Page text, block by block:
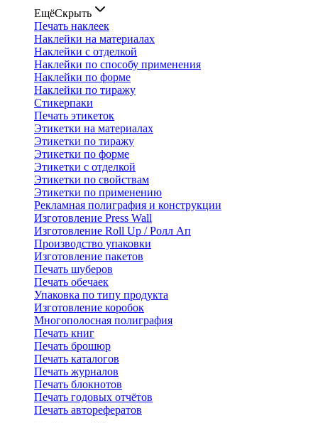
ЕщёСкрыть
Печать наклеек
Наклейки на материалах
Наклейки с отделкой
Наклейки по способу применения
Наклейки по форме
Наклейки по тиражу
Стикерпаки
Печать этикеток
Этикетки на материалах
Этикетки по тиражу
Этикетки по форме
Этикетки с отделкой
Этикетки по свойствам
Этикетки по применению
Рекламная полиграфия и конструкции
Изготовление Press Wall
Изготовление Roll Up / Ролл Ап
Производство упаковки
Изготовление пакетов
Печать шуберов
Печать обечаек
Упаковка по типу продукта
Изготовление коробок
Многополосная полиграфия
Печать книг
Печать брошюр
Печать каталогов
Печать журналов
Печать блокнотов
Печать годовых отчётов
Печать авторефератов